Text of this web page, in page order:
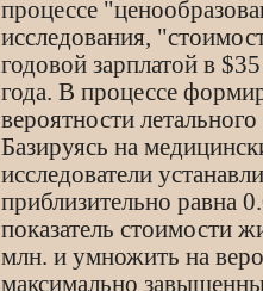
процессе
исследования,
годовой зарплатой в
года. В процессе
вероятности
Базируясь на
исследователи
приблизительно равна
показатель стоимости
млн. и умножить на
максимально